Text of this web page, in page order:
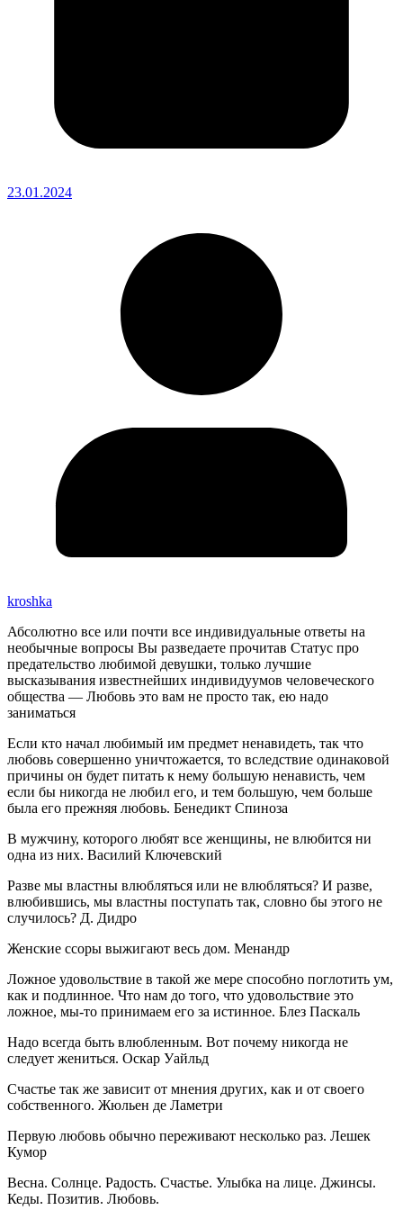
23.01.2024
kroshka
Абсолютно все или почти все индивидуальные ответы на
необычные вопросы Вы разведаете прочитав Статус про
предательство любимой девушки, только лучшие
высказывания известнейших индивидуумов человеческого
общества — Любовь это вам не просто так, ею надо
заниматься
Если кто начал любимый им предмет ненавидеть, так что
любовь совершенно уничтожается, то вследствие одинаковой
причины он будет питать к нему большую ненависть, чем
если бы никогда не любил его, и тем большую, чем больше
была его прежняя любовь. Бенедикт Спиноза
В мужчину, которого любят все женщины, не влюбится ни
одна из них. Василий Ключевский
Разве мы властны влюбляться или не влюбляться? И разве,
влюбившись, мы властны поступать так, словно бы этого не
случилось? Д. Дидро
Женские ссоры выжигают весь дом. Менандр
Ложное удовольствие в такой же мере способно поглотить ум,
как и подлинное. Что нам до того, что удовольствие это
ложное, мы-то принимаем его за истинное. Блез Паскаль
Надо всегда быть влюбленным. Вот почему никогда не
следует жениться. Оскар Уайльд
Счастье так же зависит от мнения других, как и от своего
собственного. Жюльен де Ламетри
Первую любовь обычно переживают несколько раз. Лешек
Кумор
Весна. Солнце. Радость. Счастье. Улыбка на лице. Джинсы.
Кеды. Позитив. Любовь.